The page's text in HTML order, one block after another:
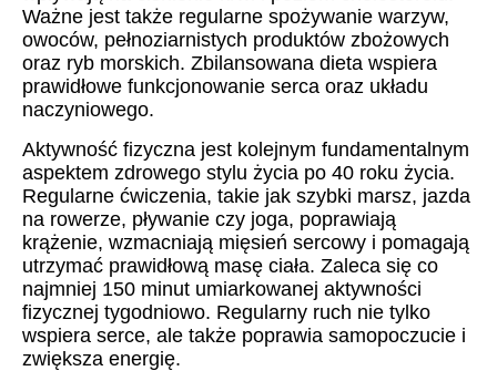
Ważne jest także regularne spożywanie warzyw,
owoców, pełnoziarnistych produktów zbożowych
oraz ryb morskich. Zbilansowana dieta wspiera
prawidłowe funkcjonowanie serca oraz układu
naczyniowego.
Aktywność fizyczna jest kolejnym fundamentalnym
aspektem zdrowego stylu życia po 40 roku życia.
Regularne ćwiczenia, takie jak szybki marsz, jazda
na rowerze, pływanie czy joga, poprawiają
krążenie, wzmacniają mięsień sercowy i pomagają
utrzymać prawidłową masę ciała. Zaleca się co
najmniej 150 minut umiarkowanej aktywności
fizycznej tygodniowo. Regularny ruch nie tylko
wspiera serce, ale także poprawia samopoczucie i
zwiększa energię.